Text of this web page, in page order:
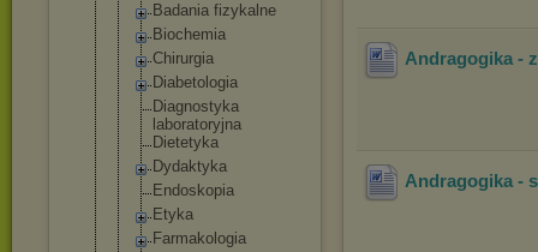
Badania fizykalne
Biochemia
Chirurgia
Diabetologia
Diagnostyka
laboratoryjna
Dietetyka
Dydaktyka
Endoskopia
Etyka
Farmakologia
Andragogika -
Andragogika -